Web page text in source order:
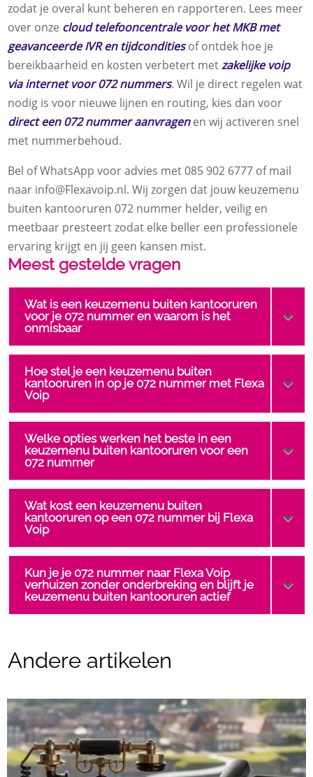
zodat je overal kunt beheren en rapporteren. Lees meer
over onze cloud telefooncentrale voor het MKB met
geavanceerde IVR en tijdconditiesof ontdek hoe je
bereikbaarheid en kosten verbetert metzakelijke voip
via internet voor 072 nummers. Wil je direct regelen wat
nodig is voor nieuwe lijnen en routing, kies dan voor
direct een 072 nummer aanvragenen wij activeren snel
met nummerbehoud.
Bel of WhatsApp voor advies met 085 902 6777 of mail
naar info@Flexavoip.nl. Wij zorgen dat jouw keuzemenu
buiten kantooruren 072 nummer helder, veilig en
meetbaar presteert zodat elke beller een professionele
ervaring krijgt en jij geen kansen mist.
Meest gestelde vragen
Wat is een keuzemenu buiten kantooruren
voor je 072 nummer en waarom is het
onmisbaar
Hoe stel je een keuzemenu buiten
kantooruren in op je 072 nummer met Flexa
Voip
Welke opties werken het beste in een
keuzemenu buiten kantooruren voor een
072 nummer
Wat kost een keuzemenu buiten
kantooruren op een 072 nummer bij Flexa
Voip
Kun je je 072 nummer naar Flexa Voip
verhuizen zonder onderbreking en blijft je
keuzemenu buiten kantooruren actief
Andere artikelen